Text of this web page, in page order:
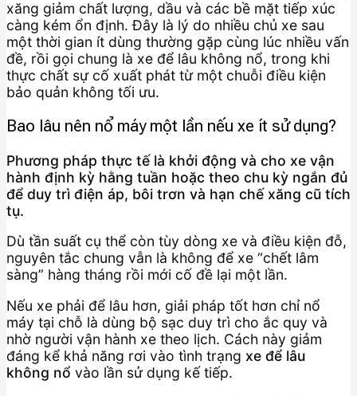
xăng giảm chất lượng, dầu và các bề mặt tiếp xúc
càng kém ổn định. Đây là lý do nhiều chủ xe sau
một thời gian ít dùng thường gặp cùng lúc nhiều vấn
đề, rồi gọi chung là xe để lâu không nổ, trong khi
thực chất sự cố xuất phát từ một chuỗi điều kiện
bảo quản không tối ưu.
Bao lâu nên nổ máy một lần nếu xe ít sử dụng?
Phương pháp thực tế là khởi động và cho xe vận
hành định kỳ hằng tuần hoặc theo chu kỳ ngắn đủ
để duy trì điện áp, bôi trơn và hạn chế xăng cũ tích
tụ.
Dù tần suất cụ thể còn tùy dòng xe và điều kiện đỗ,
nguyên tắc chung vẫn là không để xe “chết lâm
sàng” hàng tháng rồi mới cố đề lại một lần.
Nếu xe phải để lâu hơn, giải pháp tốt hơn chỉ nổ
máy tại chỗ là dùng bộ sạc duy trì cho ắc quy và
nhờ người vận hành xe theo lịch. Cách này giảm
đáng kể khả năng rơi vào tình trạng xe để lâu
không nổ vào lần sử dụng kế tiếp.